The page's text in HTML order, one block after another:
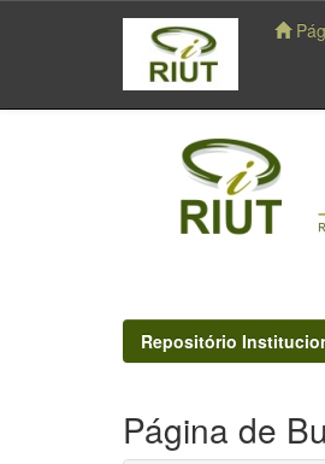
navigation
Repositório
Página de